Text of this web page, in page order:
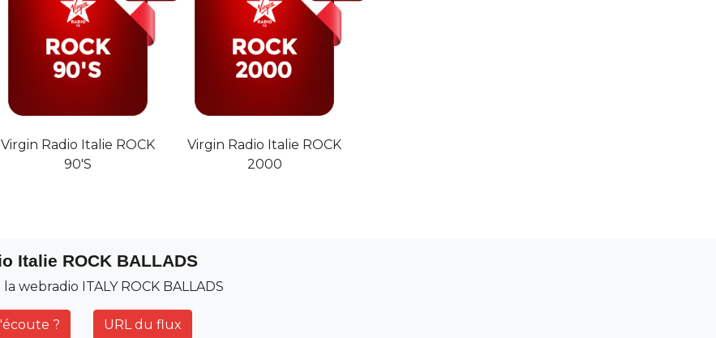
Virgin Radio Italie ROCK
90'S
Virgin Radio Italie ROCK
2000
Italie ROCK BALLADS
webradio ITALY ROCK BALLADS
? URL du flux